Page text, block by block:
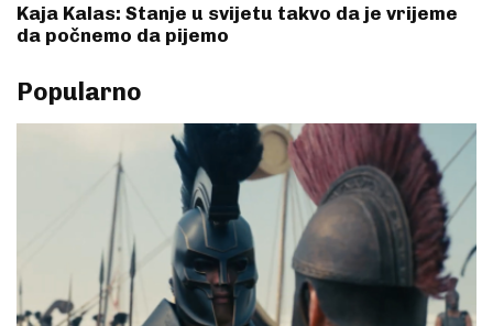
Kaja Kalas: Stanje u svijetu takvo da je vrijeme
da počnemo da pijemo
Popularno